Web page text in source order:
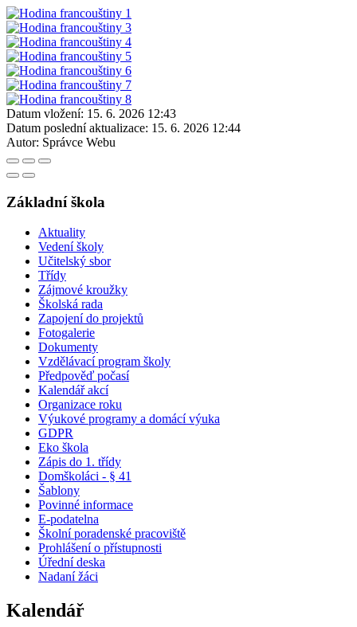
Datum vložení: 15. 6. 2026 12:43
Datum poslední aktualizace: 15. 6. 2026 12:44
Autor: Správce Webu
Základní škola
Aktuality
Vedení školy
Učitelský sbor
Třídy
Zájmové kroužky
Školská rada
Zapojení do projektů
Fotogalerie
Dokumenty
Vzdělávací program školy
Předpověď počasí
Kalendář akcí
Organizace roku
Výukové programy a domácí výuka
GDPR
Eko škola
Zápis do 1. třídy
Domškoláci - § 41
Šablony
Povinné informace
E-podatelna
Školní poradenské pracoviště
Prohlášení o přístupnosti
Úřední deska
Nadaní žáci
Kalendář